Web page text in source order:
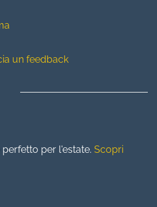
un feedback
per l'estate. Scopri